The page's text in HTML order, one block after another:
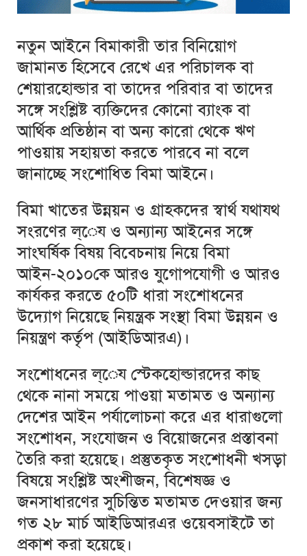
নতুন আইনে বিমাকারী তার বিনিয়োগ
জামানত হিসেবে রেখে এর পরিচালক বা
শেয়ারহোল্ডার বা তাদের পরিবার বা তাদের
সঙ্গে সংশ্লিষ্ট ব্যক্তিদের কোনো ব্যাংক বা
আর্থিক প্রতিষ্ঠান বা অন্য কারো থেকে ঋণ
পাওয়ায় সহায়তা করতে পারবে না বলে
জানাচ্ছে সংশোধিত বিমা আইনে।
বিমা খাতের উন্নয়ন ও গ্রাহকদের স্বার্থ যথাযথ
সংরণের ল্েয ও অন্যান্য আইনের সঙ্গে
সাংঘর্ষিক বিষয় বিবেচনায় নিয়ে বিমা
আইন-২০১০কে আরও যুগোপযোগী ও আরও
কার্যকর করতে ৫০টি ধারা সংশোধনের
উদ্যোগ নিয়েছে নিয়ন্ত্রক সংস্থা বিমা উন্নয়ন ও
নিয়ন্ত্রণ কর্তৃপ (আইডিআরএ)।
সংশোধনের ল্েয স্টেকহোল্ডারদের কাছ
থেকে নানা সময়ে পাওয়া মতামত ও অন্যান্য
দেশের আইন পর্যালোচনা করে এর ধারাগুলো
সংশোধন, সংযোজন ও বিয়োজনের প্রস্তাবনা
তৈরি করা হয়েছে। প্রস্তুতকৃত সংশোধনী খসড়া
বিষয়ে সংশ্লিষ্ট অংশীজন, বিশেষজ্ঞ ও
জনসাধারণের সুচিন্তিত মতামত দেওয়ার জন্য
গত ২৮ মার্চ আইডিআরএর ওয়েবসাইটে তা
প্রকাশ করা হয়েছে।